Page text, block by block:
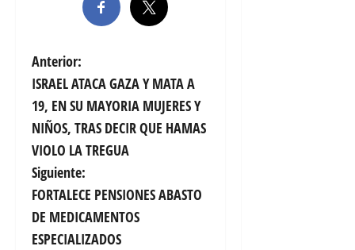
N
a
v
e
g
a
Anterior:
ISRAEL ATACA GAZA Y MATA A
19, EN SU MAYORIA MUJERES Y
NIÑOS, TRAS DECIR QUE HAMAS
VIOLO LA TREGUA
Siguiente:
FORTALECE PENSIONES ABASTO
DE MEDICAMENTOS
ESPECIALIZADOS